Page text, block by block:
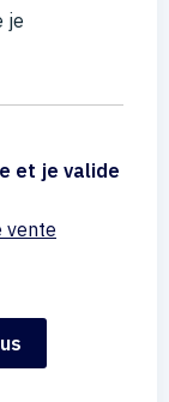
je
et je valide
vente